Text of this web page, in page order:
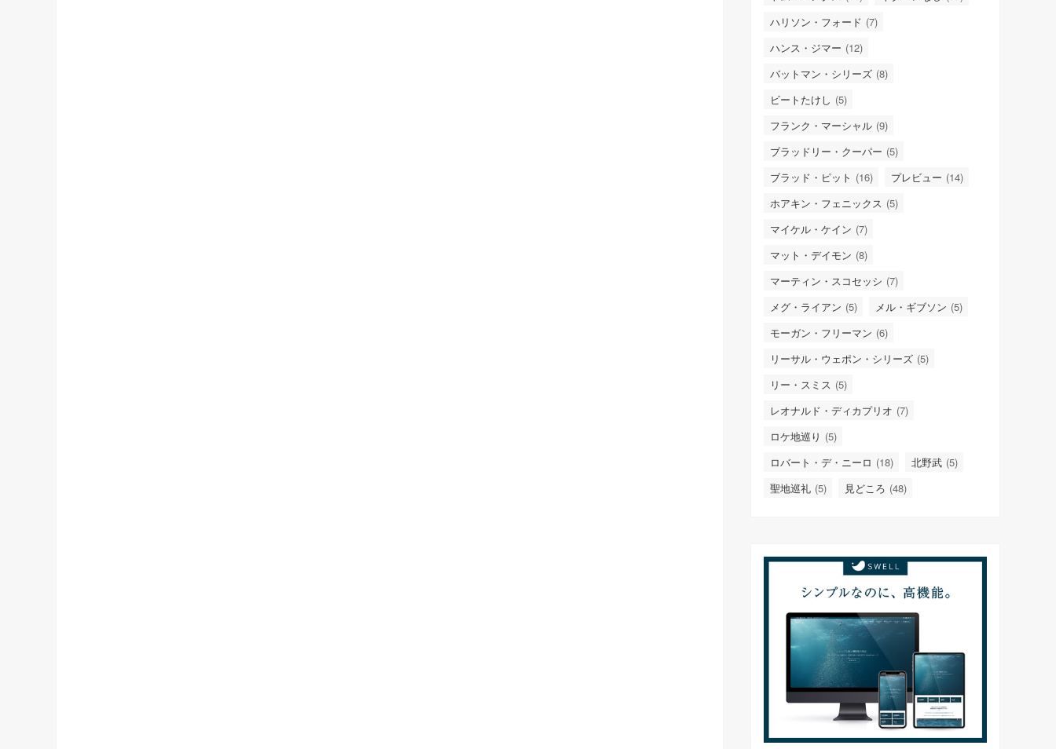
ハリソン・フォード (7)
ハンス・ジマー (12)
バットマン・シリーズ (8)
ビートたけし (5)
フランク・マーシャル (9)
ブラッドリー・クーパー (5)
ブラッド・ピット (16) プレビュー (14)
ホアキン・フェニックス (5)
マイケル・ケイン (7)
マット・デイモン (8)
マーティン・スコセッシ (7)
メグ・ライアン (5) メル・ギブソン (5)
モーガン・フリーマン (6)
リーサル・ウェポン・シリーズ (5)
リー・スミス (5)
レオナルド・ディカプリオ (7)
ロケ地巡り (5)
ロバート・デ・ニーロ (18) 北野武 (5)
聖地巡礼 (5) 見どころ (48)